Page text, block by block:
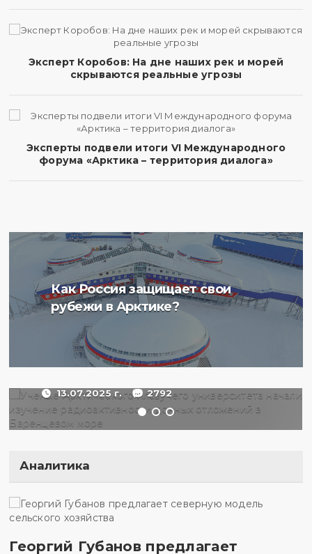
Эксперт Коробов: На дне наших рек и морей
скрываются реальные угрозы
Эксперты подвели итоги VI Международного
форума «Арктика – территория диалога»
Как Россия защищает свои
рубежи в Арктике?
Ученые Арктического
плавучего университета
радиоактивности донных
отложений в Баренцевом
13.07.2025 г. 2792
Аналитика
Георгий Губанов предлагает